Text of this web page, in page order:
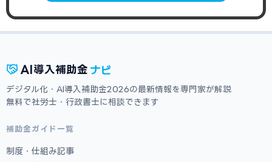
AI 導入補助金 ナビ
デジタル化・AI導入補助金2026の最新情報を専門家が解説
無料で社労士・行政書士に相談できます
補助金ガイド一覧
制度・仕組み記事